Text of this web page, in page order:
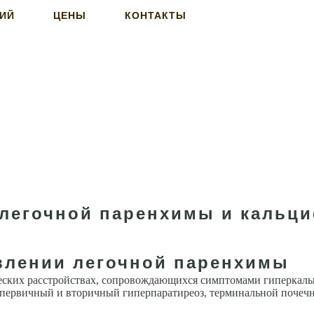
ЦЕНЫ КОНТАКТЫ
паренхимы и
легочной паренхимы
расстройствах, сопровождающихся симптомами
и вторичный гиперпаратиреоз, терминальной